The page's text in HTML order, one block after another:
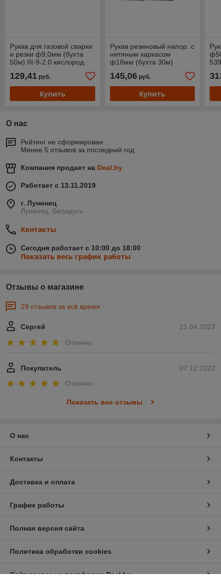
Рукав для газовой сварки
и резки ф9,0мм (бухта
50м) III-9-2.0 кислород
"СЗРТ")
129,41 руб.
Купить
Рукав резиновый напор. с
нитяным каркасом
ф18мм (бухта 30м)
18ВГ-1.0 (ТУ 38 1051731-
86) (ОАО "СЗРТ)
145,06руб.
Купить
О нас
Рейтинг не сформирован
Менее 5 отзывов за последний год
Компания продает на Deal.by
Работает с 13.11.2019
г. Лунинец
Лунинец, Беларусь
Контакты
Сегодня работает с 10:00 до 18:00
Показать весь график работы
Отзывы о магазине
29 отзывов за всё время
21.04.2023
Сергей
Отлично
07.12.2022
Покупатель
Отлично
Показать все отзывы
О нас
Контакты
Доставка и оплата
График работы
Полная версия сайта
Политика обработки cookies